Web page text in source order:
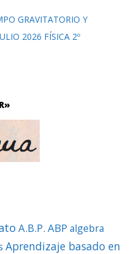
GRAVITATORIO Y
2026 FÍSICA 2º
A.B.P. ABP algebra
Aprendizaje basado en